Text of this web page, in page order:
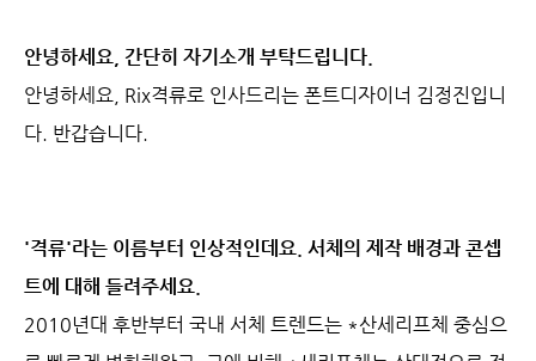
안녕하세요, 간단히 자기소개 부탁드립니다.
안녕하세요, Rix격류로 인사드리는 폰트디자이너 김정진입니
다. 반갑습니다.
'격류'라는 이름부터 인상적인데요. 서체의 제작 배경과 콘셉
트에 대해 들려주세요.
2010년대 후반부터 국내 서체 트렌드는 *산세리프체 중심으